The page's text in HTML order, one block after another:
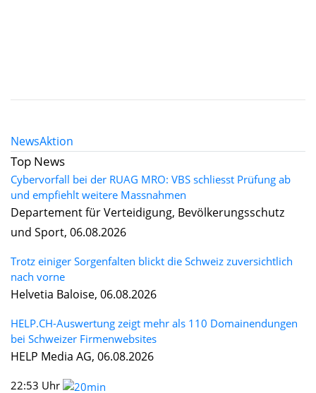
NewsAktion
Top News
Cybervorfall bei der RUAG MRO: VBS schliesst Prüfung ab
und empfiehlt weitere Massnahmen
Departement für Verteidigung, Bevölkerungsschutz
und Sport, 06.08.2026
Trotz einiger Sorgenfalten blickt die Schweiz zuversichtlich
nach vorne
Helvetia Baloise, 06.08.2026
HELP.CH-Auswertung zeigt mehr als 110 Domainendungen
bei Schweizer Firmenwebsites
HELP Media AG, 06.08.2026
22:53 Uhr